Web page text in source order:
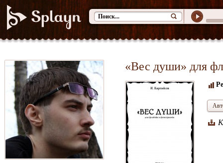
«Вес души» для